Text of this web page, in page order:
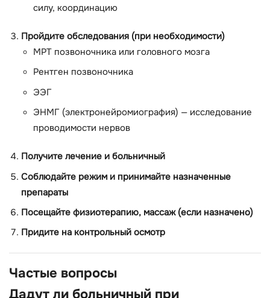
силу, координацию
Пройдите обследования (при необходимости)
МРТ позвоночника или головного мозга
Рентген позвоночника
ЭЭГ
ЭНМГ (электронейромиография) — исследование
проводимости нервов
Получите лечение и больничный
Соблюдайте режим и принимайте назначенные
препараты
Посещайте физиотерапию, массаж (если назначено)
Придите на контрольный осмотр
Частые вопросы
Дадут ли больничный при